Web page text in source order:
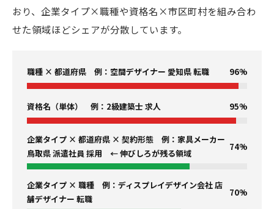
おり、企業タイプ×職種や資格名×市区町村を組み合わ
せた領域ほどシェアが分散しています。
職種 × 都道府県 例：空間デザイナー 愛知県 転職 96%
資格名（単体） 例：2級建築士 求人 95%
企業タイプ × 都道府県 × 契約形態 例：家具メーカー
鳥取県 派遣社員 採用 ← 伸びしろが残る領域
74%
企業タイプ × 職種 例：ディスプレイデザイン会社 店
舗デザイナー 転職
70%